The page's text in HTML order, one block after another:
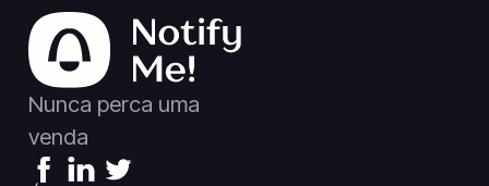
Nunca perca uma
venda